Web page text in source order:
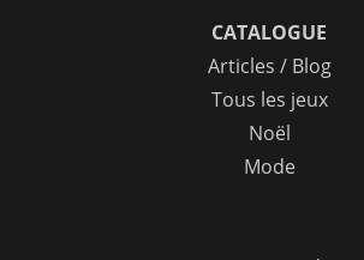
CATALOGUE
Articles / Blog
Tous les jeux
Noël
Mode